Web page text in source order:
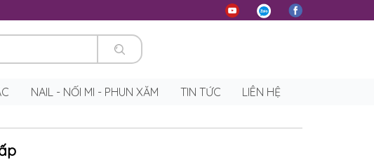
NAIL - NỐI MI - PHUN XĂM TIN TỨC LIÊN HỆ